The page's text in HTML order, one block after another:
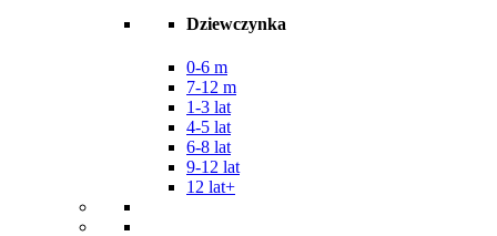
Dziewczynka
0-6 m
7-12 m
1-3 lat
4-5 lat
6-8 lat
9-12 lat
12 lat+